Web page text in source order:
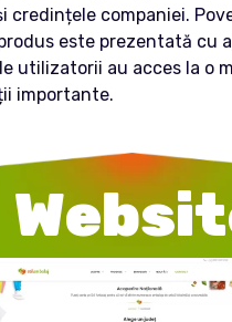
credințele companiei.
este prezentată cu
utilizatorii au acces la o
importante.